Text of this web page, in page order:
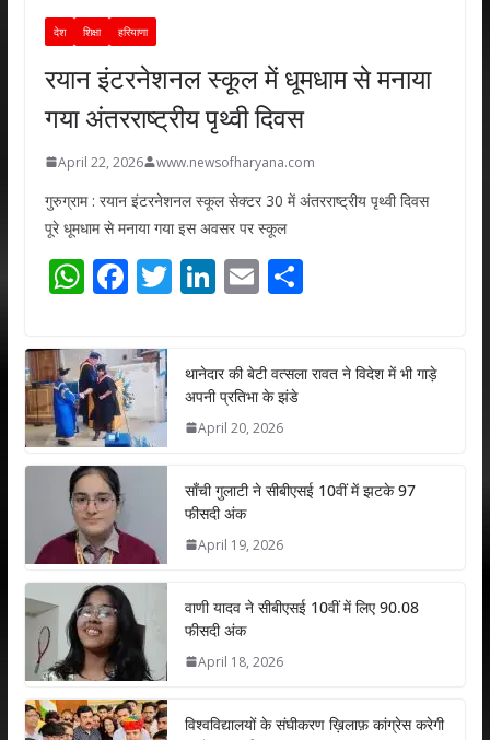
देश शिक्षा हरियाणा
रयान इंटरनेशनल स्कूल में धूमधाम से मनाया
गया अंतरराष्ट्रीय पृथ्वी दिवस
April 22, 2026 www.newsofharyana.com
गुरुग्राम : रयान इंटरनेशनल स्कूल सेक्टर 30 में अंतरराष्ट्रीय पृथ्वी दिवस
पूरे धूमधाम से मनाया गया इस अवसर पर स्कूल
W
at
s
A
p
p
F
e
b
o
o
T
er
Li
e
dI
E
l
S
e
थानेदार की बेटी वत्सला रावत ने विदेश में भी गाड़े
अपनी प्रतिभा के झंडे
April 20, 2026
साँची गुलाटी ने सीबीएसई 10वीं में झटके 97
फीसदी अंक
April 19, 2026
वाणी यादव ने सीबीएसई 10वीं में लिए 90.08
फीसदी अंक
April 18, 2026
विश्वविद्यालयों के संघीकरण ख़िलाफ़ कांग्रेस करेगी